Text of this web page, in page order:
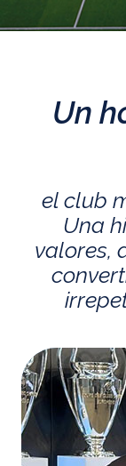
Un
el club
Una
valores,